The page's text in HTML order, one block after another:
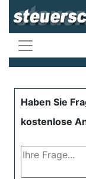
Haben Sie
kostenlose